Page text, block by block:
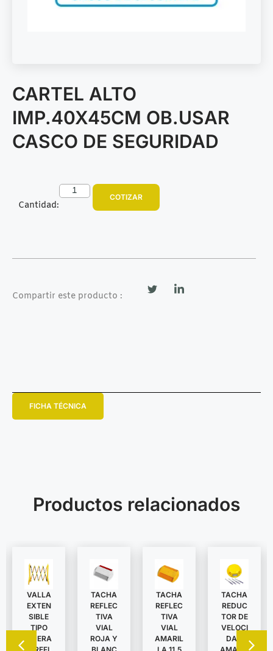
CARTEL ALTO
IMP.40X45CM OB.USAR
CASCO DE SEGURIDAD
Cantidad:
COTIZAR
Compartir este producto :
FICHA TÉCNICA
Productos relacionados
VALLA
EXTEN
SIBLE
TIPO
TIJERA
TACHA
REFLEC
TIVA
VIAL
ROJA Y
TACHA
REFLEC
TIVA
VIAL
AMARIL
TACHA
REDUC
TOR DE
VELOCI
DAD